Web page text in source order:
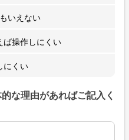
いえない
ば操作しにくい
にくい
な理由があればご記入く
な理由があればご記入くだ